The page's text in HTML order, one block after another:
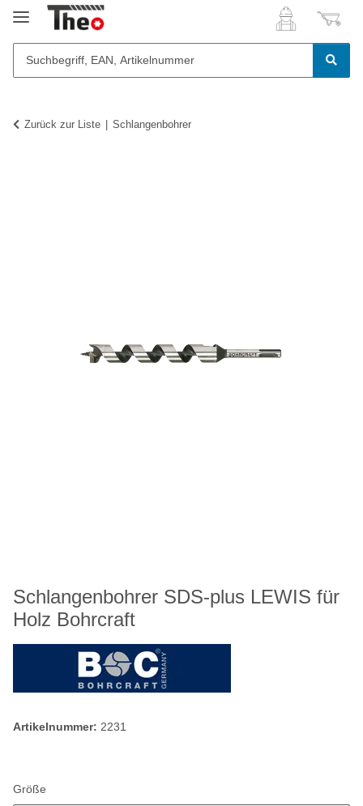
Zurück zur Liste Schlangenbohrer
Schlangenbohrer SDS-plus LEWIS für
Holz Bohrcraft
Artikelnummer: 2231
Größe